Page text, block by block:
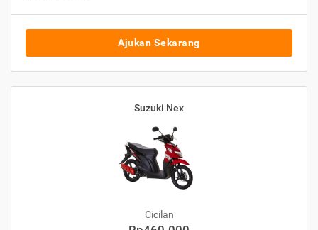
Ajukan Sekarang
Suzuki Nex
Cicilan